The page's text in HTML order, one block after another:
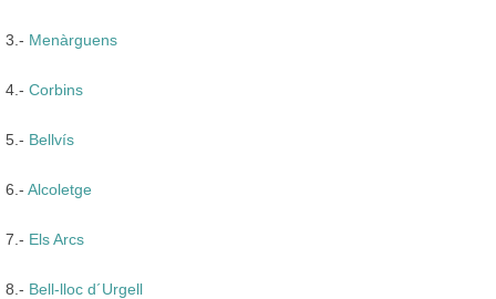
3.- Menàrguens
4.- Corbins
5.- Bellvís
6.- Alcoletge
7.- Els Arcs
8.- Bell-lloc d´Urgell